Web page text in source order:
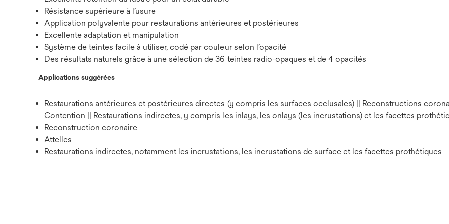
Résistance supérieure à l’usure
Application polyvalente pour restaurations antérieures et postérieures
Excellente adaptation et manipulation
Système de teintes facile à utiliser, codé par couleur selon l’opacité
Des résultats naturels grâce à une sélection de 36 teintes radio-opaques et de 4 opacités
Applications suggérées
Restaurations antérieures et postérieures directes (y compris les surfaces occlusales) || Reconstructions
Contention || Restaurations indirectes, y compris les inlays, les onlays (les incrustations) et les facettes
Reconstruction coronaire
Attelles
Restaurations indirectes, notamment les incrustations, les incrustations de surface et les facettes prothétiques